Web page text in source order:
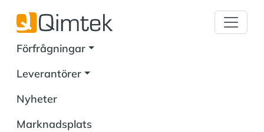
Förfrågningar
Leverantörer
Nyheter
Marknadsplats